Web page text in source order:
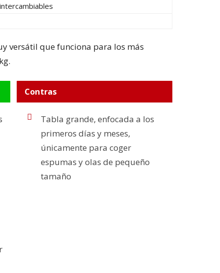
versátil que funciona para los más
Contras
Tabla grande, enfocada a los
primeros días y meses,
únicamente para coger
espumas y olas de pequeño
tamaño